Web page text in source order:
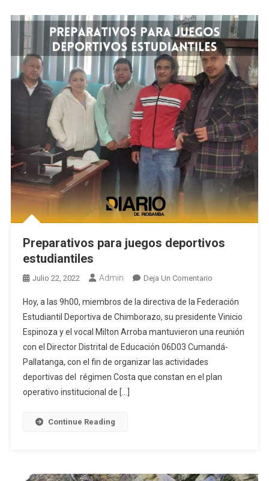
Preparativos para juegos deportivos
estudiantiles
Julio 22, 2022 Admin Deja Un ComentarioEn
Para
Juegos
Deportivos
Estudiantiles
Hoy, a las 9h00, miembros de la directiva de la Federación
Estudiantil Deportiva de Chimborazo, su presidente Vinicio
Espinoza y el vocal Milton Arroba mantuvieron una reunión
con el Director Distrital de Educación 06D03 Cumandá-
Pallatanga, con el fin de organizar las actividades
deportivas del régimen Costa que constan en el plan
operativo institucional de […]
Continue Reading